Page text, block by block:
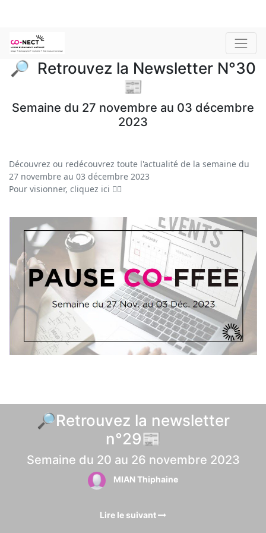
🔎 Retrouvez la Newsletter N°30
📰
Semaine du 27 novembre au 03 décembre
2023
Découvrez ou redécouvrez toute l'actualité de la semaine du
27 novembre au 03 décembre 2023
Pour visionner, cliquez ici 👇🏼
🔎Retrouvez la newsletter
n°29📰
Semaine du 20 au 26 novembre 2023
MIAN Thiphaine
Lire le suivant